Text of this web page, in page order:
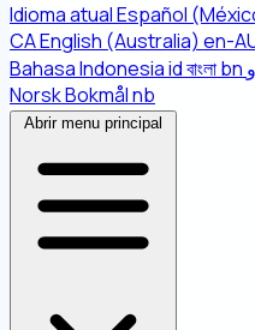
Idioma atualEspañol
CAEnglish (Australia) en-
Bahasa Indonesiaidবাংলাbn
Norsk Bokmålnb
Abrir menu principal